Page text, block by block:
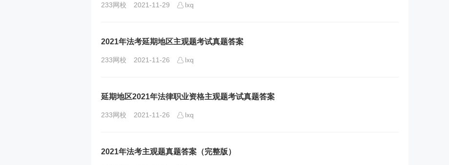
233网校 2021-11-29 lxq
2021年法考延期地区主观题考试真题答案
233网校 2021-11-26 lxq
延期地区2021年法律职业资格主观题考试真题答案
233网校 2021-11-26 lxq
2021年法考主观题真题答案（完整版）